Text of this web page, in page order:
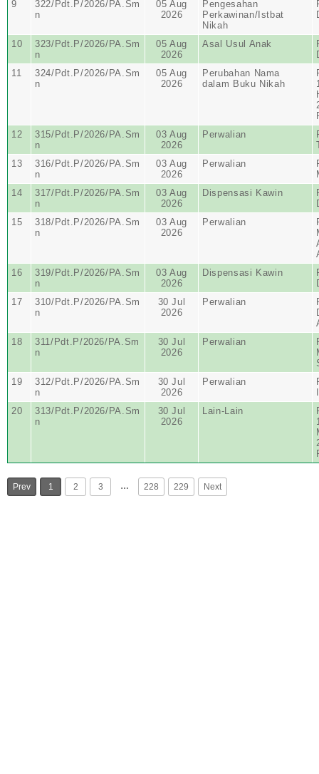
9
322/Pdt.P/2026/PA.Sm
n
05 Aug
2026
Pengesahan
Perkawinan/Istbat
Nikah
10
323/Pdt.P/2026/PA.Sm
n
05 Aug
2026
Asal Usul Anak
11
324/Pdt.P/2026/PA.Sm
n
05 Aug
2026
Perubahan Nama
dalam Buku Nikah
12
315/Pdt.P/2026/PA.Sm
n
03 Aug
2026
Perwalian
13
316/Pdt.P/2026/PA.Sm
n
03 Aug
2026
Perwalian
14
317/Pdt.P/2026/PA.Sm
n
03 Aug
2026
Dispensasi Kawin
15
318/Pdt.P/2026/PA.Sm
n
03 Aug
2026
Perwalian
16
319/Pdt.P/2026/PA.Sm
n
03 Aug
2026
Dispensasi Kawin
17
310/Pdt.P/2026/PA.Sm
n
30 Jul
2026
Perwalian
18
311/Pdt.P/2026/PA.Sm
n
30 Jul
2026
Perwalian
19
312/Pdt.P/2026/PA.Sm
n
30 Jul
2026
Perwalian
20
313/Pdt.P/2026/PA.Sm
n
30 Jul
2026
Lain-Lain
Prev 1 2 3 … 228 229 Next